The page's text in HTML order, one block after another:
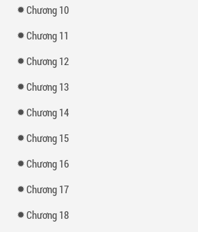
Chương 10
Chương 11
Chương 12
Chương 13
Chương 14
Chương 15
Chương 16
Chương 17
Chương 18